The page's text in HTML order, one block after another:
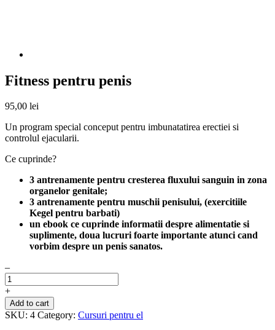
Fitness pentru penis
95,00 lei
Un program special conceput pentru imbunatatirea erectiei si
controlul ejacularii.
Ce cuprinde?
3 antrenamente pentru cresterea fluxului sanguin in zona
organelor genitale;
3 antrenamente pentru muschii penisului, (exercitiile
Kegel pentru barbati)
un ebook ce cuprinde informatii despre alimentatie si
suplimente, doua lucruri foarte importante atunci cand
vorbim despre un penis sanatos.
–
+
Add to cart
SKU: 4 Category: Cursuri pentru el